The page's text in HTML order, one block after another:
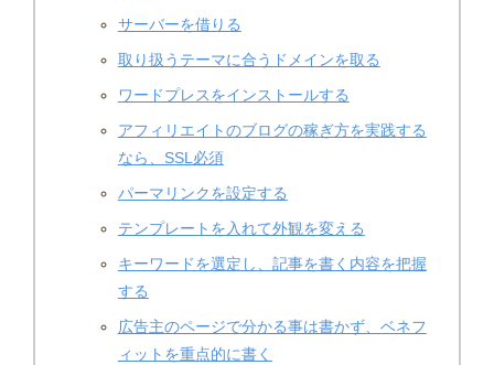
サーバーを借りる
取り扱うテーマに合うドメインを取る
ワードプレスをインストールする
アフィリエイトのブログの稼ぎ方を実践する
なら、SSL必須
パーマリンクを設定する
テンプレートを入れて外観を変える
キーワードを選定し、記事を書く内容を把握
する
広告主のページで分かる事は書かず、ベネフ
ィットを重点的に書く